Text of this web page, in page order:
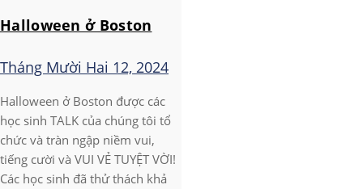
Halloween ở Boston
Tháng Mười Hai 12, 2024
Halloween ở Boston được các
học sinh TALK của chúng tôi tổ
chức và tràn ngập niềm vui,
tiếng cười và VUI VẺ TUYỆT VỜI!
Các học sinh đã thử thách khả